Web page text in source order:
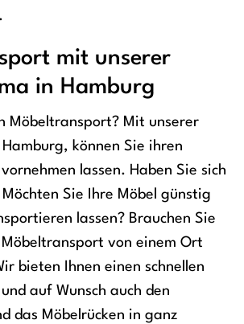
mit unserer
in Hamburg
Möbeltransport? Mit unserer
können Sie ihren
lassen. Haben Sie sich
Sie Ihre Möbel günstig
lassen? Brauchen Sie
von einem Ort
bieten Ihnen einen schnellen
auf Wunsch auch den
das Möbelrücken in ganz